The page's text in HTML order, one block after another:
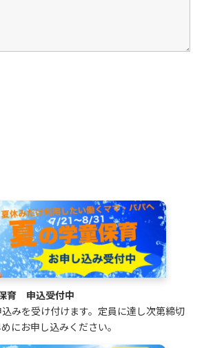
育 申込受付中
みを受け付けます。定員に達し次第締切
にお申し込みください。